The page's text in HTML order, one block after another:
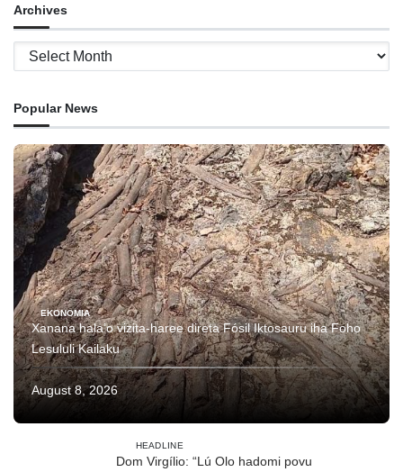
Archives
Archives
Popular News
EKONOMIA
Xanana hala’o vizita-haree direta Fósil Iktosauru iha Foho
Lesululi Kailaku
August 8, 2026
HEADLINE
Dom Virgílio: “Lú Olo hadomi povu